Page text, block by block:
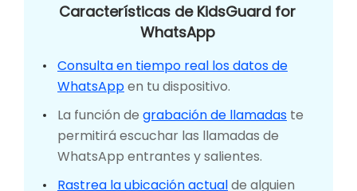
Características de KidsGuard for
WhatsApp
Consulta en tiempo real los datos de
WhatsAppen tu dispositivo.
La función de grabación de llamadas te
permitirá escuchar las llamadas de
WhatsApp entrantes y salientes.
Rastrea la ubicación actualde alguien